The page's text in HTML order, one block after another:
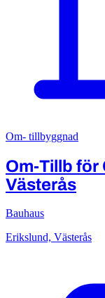
Om- tillbyggnad
Om-Tillb för
Västerås
Bauhaus
Erikslund, Västerås